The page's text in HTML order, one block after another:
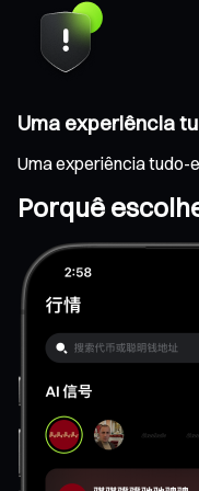
Uma experiência
Uma experiência tudo-
Porquê